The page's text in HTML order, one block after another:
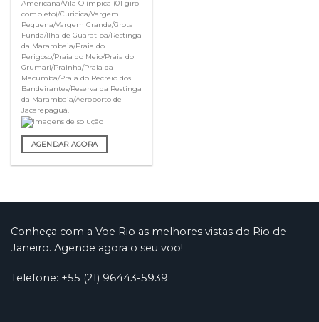
Americana/Vila Olímpica (01 giro
completo)/Curicica/Vargem
Pequena/Vargem Grande/Grota
Funda/Ilha de Guaratiba/Restinga
da Marambaia/Praia do
Perigoso/Praia do Meio/Praia do
Grumari/Prainha/Praia da
Macumba/Praia do Recreio dos
Bandeirantes/Reserva da Restinga
da Marambaia/Aeroporto de
Jacarepaguá.
AGENDAR AGORA
Conheça com a Voe Rio as melhores vistas do Rio de
Janeiro. Agende agora o seu voo!
Telefone: +55 (21) 96443-5939